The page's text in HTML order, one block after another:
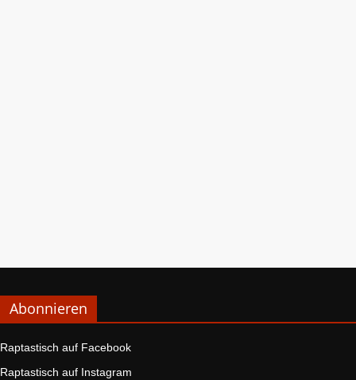
Abonnieren
Raptastisch auf Facebook
Raptastisch auf Instagram